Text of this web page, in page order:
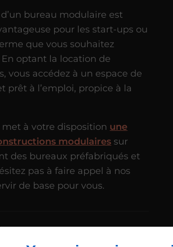
bureau modulaire est
pour les start-ups ou
que vous souhaitez
En optant la location de
vous accédez à un espace de
prêt à l’emploi, propice à la
à votre disposition une
modulaires sur
des bureaux préfabriqués et
pas à faire appel à nos
de base pour vous.